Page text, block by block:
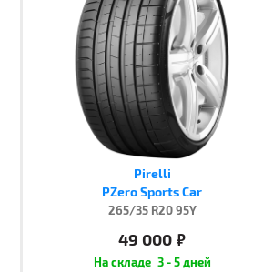
Pirelli
PZero Sports Car
265/35 R20 95Y
49 000 руб.
3 - 5 дней